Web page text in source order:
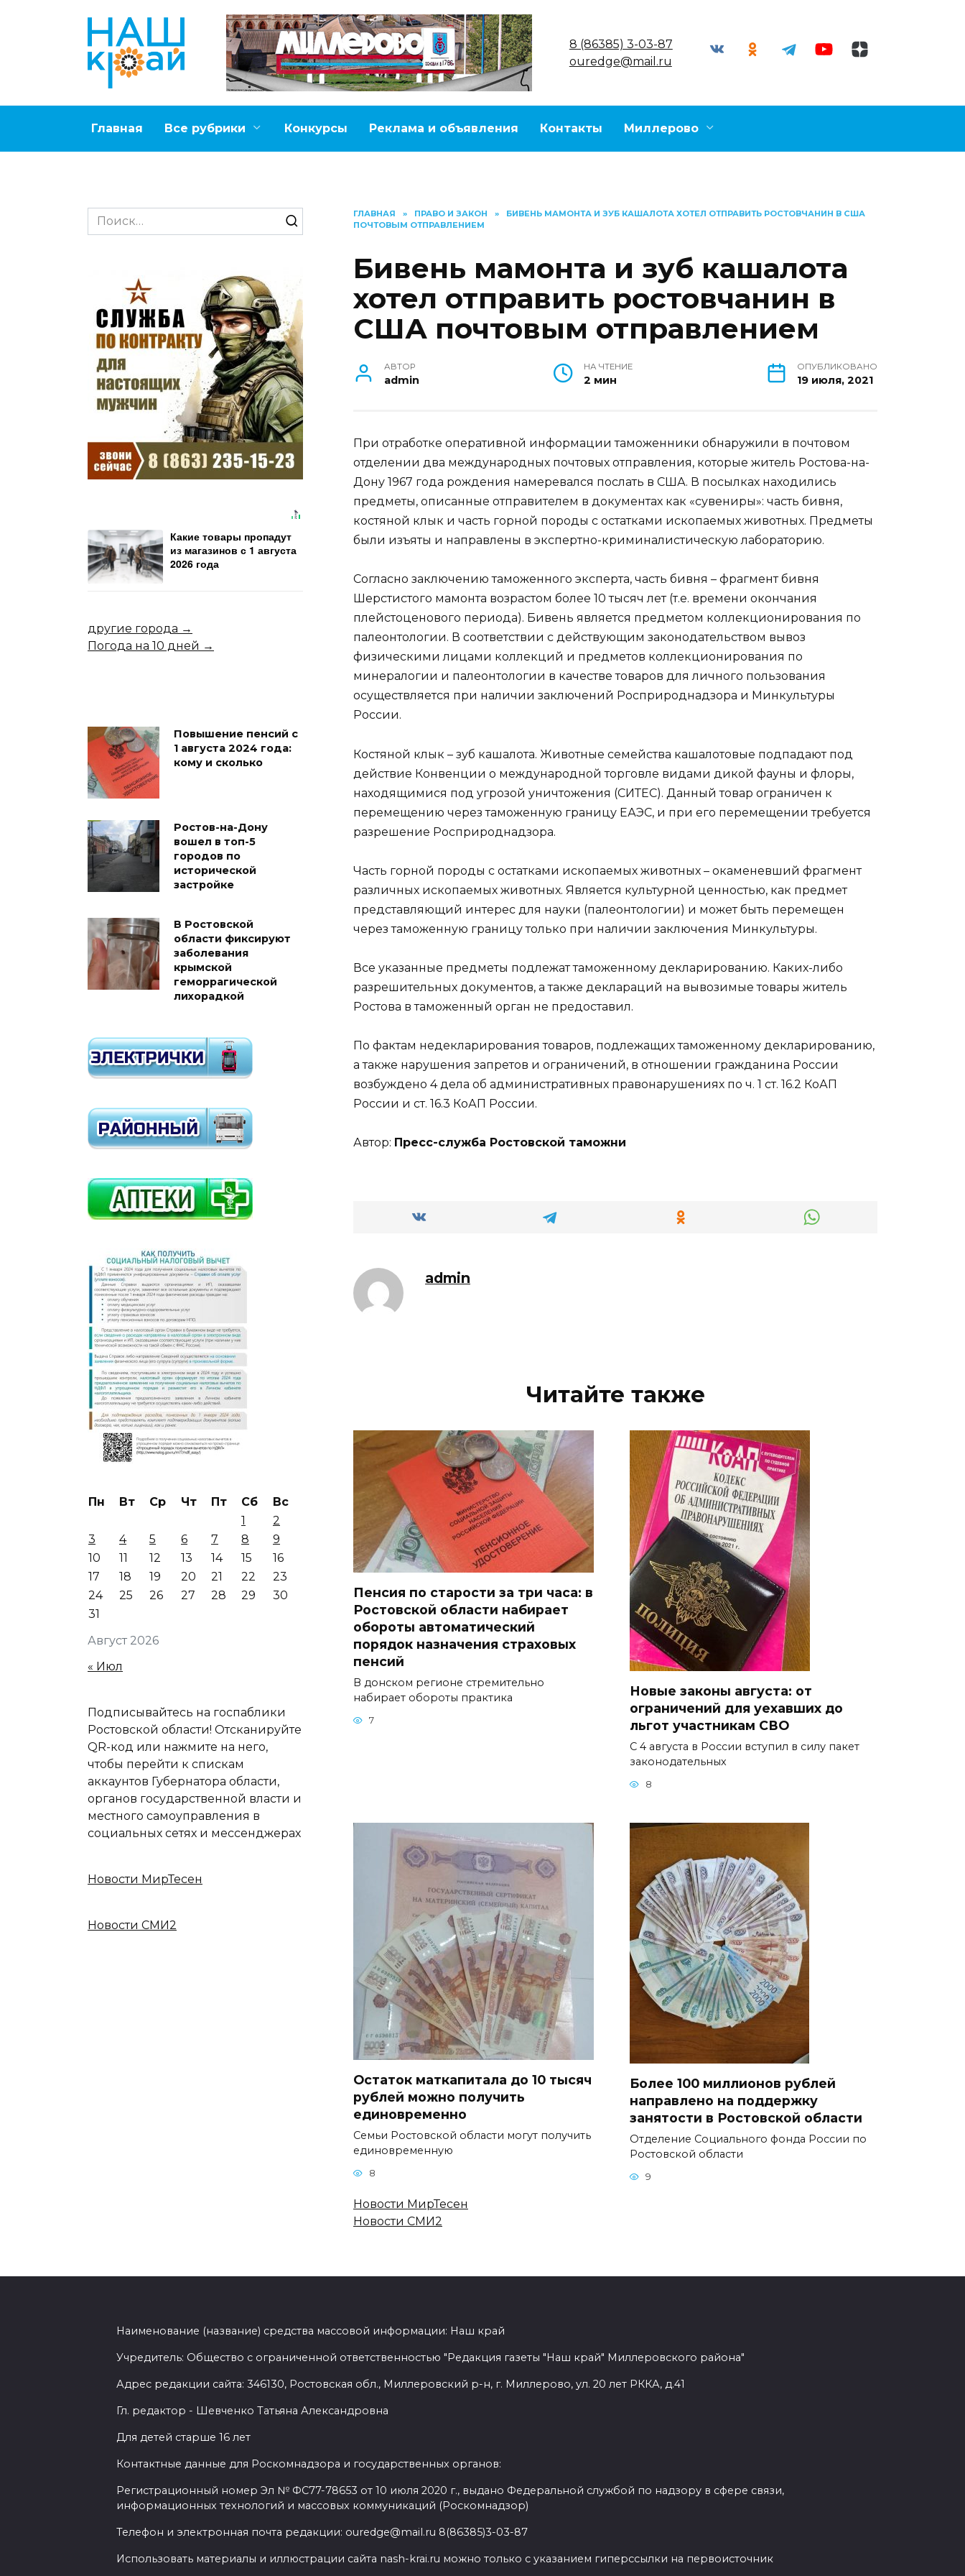
8 (86385) 3-03-87
ouredge@mail.ru
Главная Все рубрики Конкурсы Реклама и объявления Контакты Миллерово
ГЛАВНАЯ » ПРАВО И ЗАКОН »
БИВЕНЬ МАМОНТА И ЗУБ КАШАЛОТА ХОТЕЛ ОТПРАВИТЬ РОСТОВЧАНИН В США
ПОЧТОВЫМ ОТПРАВЛЕНИЕМ
Бивень мамонта и зуб кашалота
хотел отправить ростовчанин в
США почтовым отправлением
АВТОР
admin
НА ЧТЕНИЕ
2 мин
ОПУБЛИКОВАНО
19 июля, 2021
При отработке оперативной информации таможенники обнаружили в почтовом
отделении два международных почтовых отправления, которые житель Ростова-на-
Дону 1967 года рождения намеревался послать в США. В посылках находились
предметы, описанные отправителем в документах как «сувениры»: часть бивня,
костяной клык и часть горной породы с остатками ископаемых животных. Предметы
были изъяты и направлены в экспертно-криминалистическую лабораторию.
Согласно заключению таможенного эксперта, часть бивня – фрагмент бивня
Шерстистого мамонта возрастом более 10 тысяч лет (т.е. времени окончания
плейстоценового периода). Бивень является предметом коллекционирования по
палеонтологии. В соответствии с действующим законодательством вывоз
физическими лицами коллекций и предметов коллекционирования по
минералогии и палеонтологии в качестве товаров для личного пользования
осуществляется при наличии заключений Росприроднадзора и Минкультуры
России.
Костяной клык – зуб кашалота. Животные семейства кашалотовые подпадают под
действие Конвенции о международной торговле видами дикой фауны и флоры,
находящимися под угрозой уничтожения (СИТЕС). Данный товар ограничен к
перемещению через таможенную границу ЕАЭС, и при его перемещении требуется
разрешение Росприроднадзора.
Часть горной породы с остатками ископаемых животных – окаменевший фрагмент
различных ископаемых животных. Является культурной ценностью, как предмет
представляющий интерес для науки (палеонтологии) и может быть перемещен
через таможенную границу только при наличии заключения Минкультуры.
Все указанные предметы подлежат таможенному декларированию. Каких-либо
разрешительных документов, а также деклараций на вывозимые товары житель
Ростова в таможенный орган не предоставил.
По фактам недекларирования товаров, подлежащих таможенному декларированию,
а также нарушения запретов и ограничений, в отношении гражданина России
возбуждено 4 дела об административных правонарушениях по ч. 1 ст. 16.2 КоАП
России и ст. 16.3 КоАП России.
Автор: Пресс-служба Ростовской таможни
admin
Читайте также
Пенсия по старости за три часа: в
Ростовской области набирает
обороты автоматический
порядок назначения страховых
пенсий
В донском регионе стремительно
набирает обороты практика
7
Новые законы августа: от
ограничений для уехавших до
льгот участникам СВО
С 4 августа в России вступил в силу пакет
законодательных
8
Остаток маткапитала до 10 тысяч
рублей можно получить
единовременно
Семьи Ростовской области могут получить
единовременную
8
Более 100 миллионов рублей
направлено на поддержку
занятости в Ростовской области
Отделение Социального фонда России по
Ростовской области
9
Новости МирТесен
Новости СМИ2
Search
for:
Какие товары пропадут
из магазинов с 1 августа
2026 года
другие города →
Погода на 10 дней →
Повышение пенсий с
1 августа 2024 года:
кому и сколько
Ростов-на-Дону
вошел в топ-5
городов по
исторической
застройке
В Ростовской
области фиксируют
заболевания
крымской
геморрагической
лихорадкой
Август 2026
Пн Вт Ср Чт Пт Сб
Вс
1
2
3
4 5 6 7 8
9
10
11 12 13 14 15
16
17
18 19 20 21 22
23
24
25 26 27 28 29
30
31
« Июл
Подписывайтесь на госпаблики
Ростовской области! Отсканируйте
QR-код или нажмите на него,
чтобы перейти к спискам
аккаунтов Губернатора области,
органов государственной власти и
местного самоуправления в
социальных сетях и мессенджерах
Новости МирТесен
Новости СМИ2
Наименование (название) средства массовой информации: Наш край
Учредитель: Общество с ограниченной ответственностью "Редакция газеты "Наш край" Миллеровского района"
Адрес редакции сайта: 346130, Ростовская обл., Миллеровский р-н, г. Миллерово, ул. 20 лет РККА, д.41
Гл. редактор - Шевченко Татьяна Александровна
Для детей старше 16 лет
Контактные данные для Роскомнадзора и государственных органов:
Регистрационный номер Эл № ФС77-78653 от 10 июля 2020 г., выдано Федеральной службой по надзору в сфере связи,
информационных технологий и массовых коммуникаций (Роскомнадзор)
Телефон и электронная почта редакции: ouredge@mail.ru 8(86385)3-03-87
Использовать материалы и иллюстрации сайта nash-krai.ru можно только с указанием гиперссылки на первоисточник